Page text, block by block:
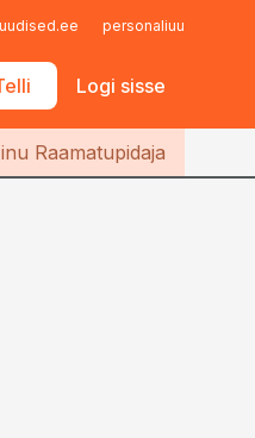
personaliuudised.ee
Logi sisse
Raamatupidaja